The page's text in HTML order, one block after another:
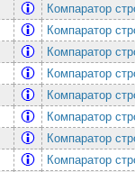
Компаратор
Компаратор
Компаратор
Компаратор
Компаратор
Компаратор
Компаратор
Компаратор